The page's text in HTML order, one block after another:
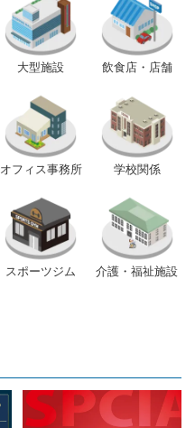
大型施設 飲食店・店舗
オフィス事務所 学校関係
スポーツジム 介護・福祉施設